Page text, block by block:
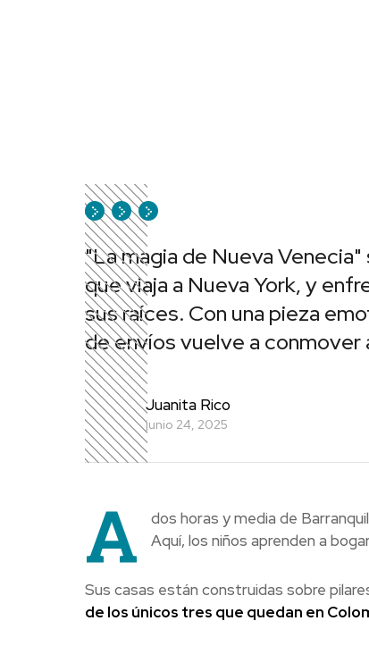
"La magia de Nueva
que viaja a Nueva York, y
sus raíces. Con una pieza
de envíos vuelve a conmover
Juanita Rico
junio 24, 2025
A dos horas y media de
Aquí, los niños aprenden a
Sus casas están construidas sobre
de los únicos tres que quedan en